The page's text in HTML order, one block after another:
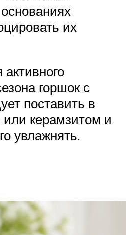
их
горшок с
поставить в
керамзитом и
увлажнять.